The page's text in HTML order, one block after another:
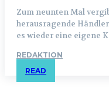
Zum neunten Mal
herausragende
es wieder eine eigene
REDAKTION
READ